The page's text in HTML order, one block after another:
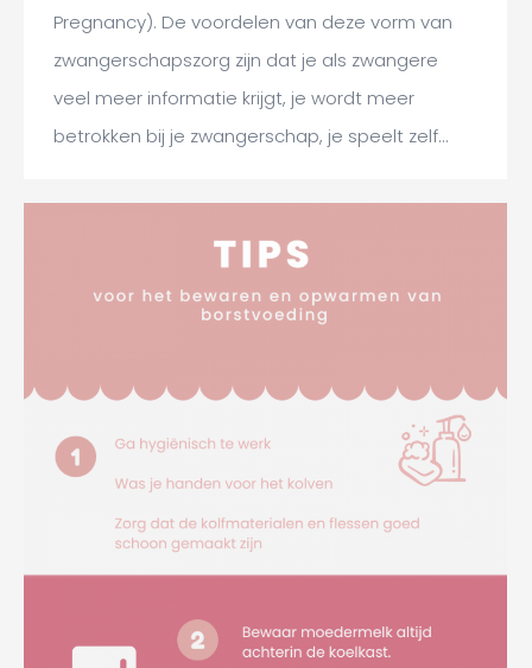
Pregnancy). De voordelen van deze vorm van
zwangerschapszorg zijn dat je als zwangere
veel meer informatie krijgt, je wordt meer
betrokken bij je zwangerschap, je speelt zelf…